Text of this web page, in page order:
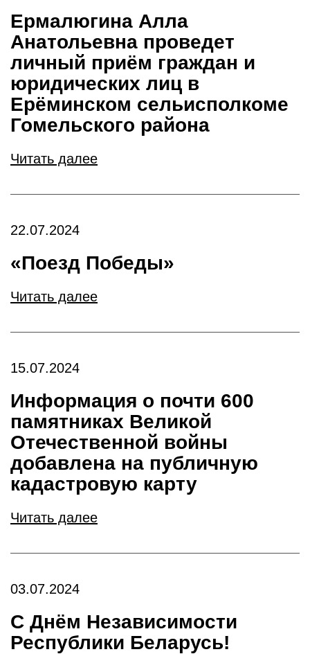
Ермалюгина Алла
Анатольевна проведет
личный приём граждан и
юридических лиц в
Ерёминском сельисполкоме
Гомельского района
Читать далее
22.07.2024
«Поезд Победы»
Читать далее
15.07.2024
Информация о почти 600
памятниках Великой
Отечественной войны
добавлена на публичную
кадастровую карту
Читать далее
03.07.2024
С Днём Независимости
Республики Беларусь!